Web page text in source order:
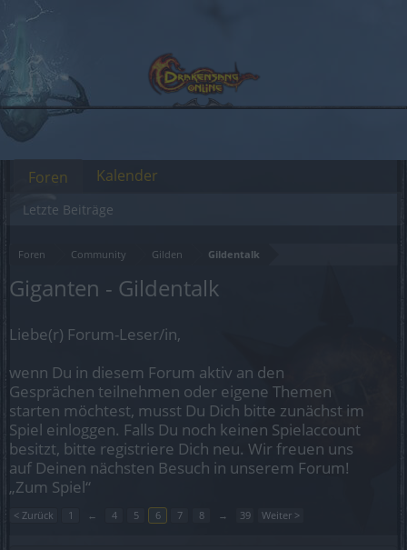
Foren Community Gilden Gildentalk
Giganten - Gildentalk
Liebe(r) Forum-Leser/in,
wenn Du in diesem Forum aktiv an den
Gesprächen teilnehmen oder eigene Themen
starten möchtest, musst Du Dich bitte zunächst im
Spiel einloggen. Falls Du noch keinen Spielaccount
besitzt, bitte registriere Dich neu. Wir freuen uns
auf Deinen nächsten Besuch in unserem Forum!
„Zum Spiel“
< Zurück 1 ← 4 5 6 7 8 → 39 Weiter >
Foren
Letzte Beiträge
Kalender